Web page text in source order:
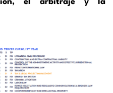
el arbitraje y la